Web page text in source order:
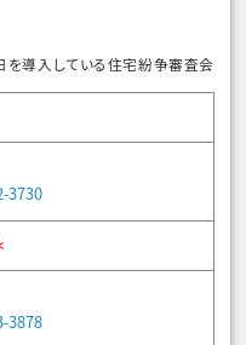
を導入している住宅紛争審査会
3730
3878